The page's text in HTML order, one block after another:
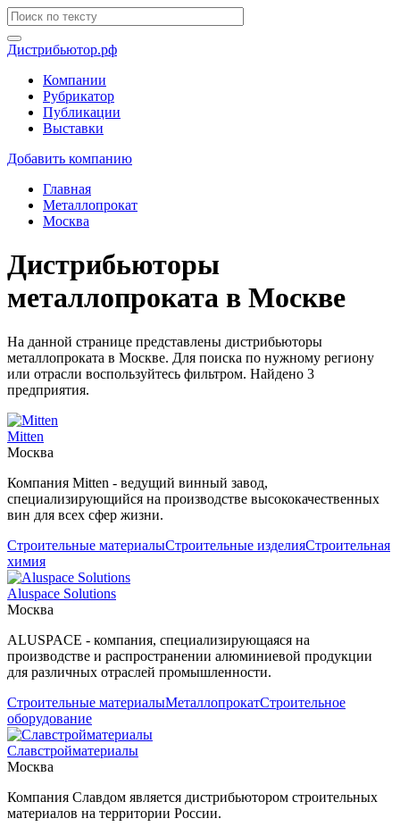
Дистрибьютор.рф
Компании
Рубрикатор
Публикации
Выставки
Добавить компанию
Главная
Металлопрокат
Москва
Дистрибьюторы
металлопроката в Москве
На данной странице представлены дистрибьюторы
металлопроката в Москве. Для поиска по нужному региону
или отрасли воспользуйтесь фильтром. Найдено 3
предприятия.
Mitten
Москва
Компания Mitten - ведущий винный завод,
специализирующийся на производстве высококачественных
вин для всех сфер жизни.
Строительные материалыСтроительные изделияСтроительная
химия
Aluspace Solutions
Москва
ALUSPACE - компания, специализирующаяся на
производстве и распространении алюминиевой продукции
для различных отраслей промышленности.
Строительные материалыМеталлопрокатСтроительное
оборудование
Славстройматериалы
Москва
Компания Славдом является дистрибьютором строительных
материалов на территории России.